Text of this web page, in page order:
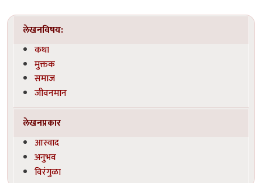
लेखनविषय:
कथा
मुक्तक
समाज
जीवनमान
लेखनप्रकार
आस्वाद
अनुभव
विरंगुळा